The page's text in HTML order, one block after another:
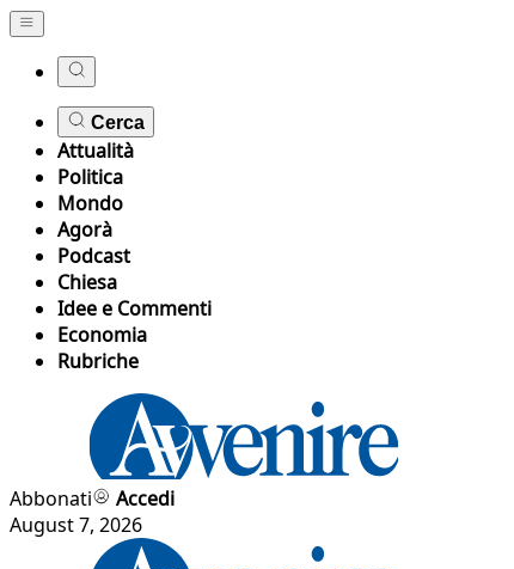
Cerca
Attualità
Politica
Mondo
Agorà
Podcast
Chiesa
Idee e Commenti
Economia
Rubriche
Abbonati
Accedi
August 7, 2026